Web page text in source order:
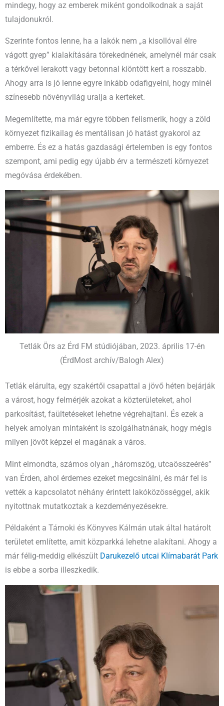
mindegy, hogy az emberek miként gondolkodnak a saját
tulajdonukról.
Szerinte fontos lenne, ha a lakók nem „a kisollóval élre
vágott gyep” kialakítására törekednének, amelynél már csak
a térkővel lerakott vagy betonnal kiöntött kert a rosszabb.
Ahogy arra is jó lenne egyre inkább odafigyelni, hogy minél
színesebb növényvilág uralja a kerteket.
Megemlítette, ma már egyre többen felismerik, hogy a zöld
környezet fizikailag és mentálisan jó hatást gyakorol az
emberre. És ez a hatás gazdasági értelemben is egy fontos
szempont, ami pedig egy újabb érv a természeti környezet
megóvása érdekében.
Tetlák Örs az Érd FM stúdiójában, 2023. április 17-én
(ÉrdMost archív/Balogh Alex)
Tetlák elárulta, egy szakértői csapattal a jövő héten bejárják
a várost, hogy felmérjék azokat a közterületeket, ahol
parkosítást, faültetéseket lehetne végrehajtani. És ezek a
helyek amolyan mintaként is szolgálhatnának, hogy mégis
milyen jövőt képzel el magának a város.
Mint elmondta, számos olyan „háromszög, utcaösszeérés”
van Érden, ahol érdemes ezeket megcsinálni, és már fel is
vették a kapcsolatot néhány érintett lakóközösséggel, akik
nyitottnak mutatkoztak a kezdeményezésekre.
Példaként a Tárnoki és Könyves Kálmán utak által határolt
területet említette, amit közparkká lehetne alakítani. Ahogy a
már félig-meddig elkészült Darukezelő utcai Klímabarát Park
is ebbe a sorba illeszkedik.